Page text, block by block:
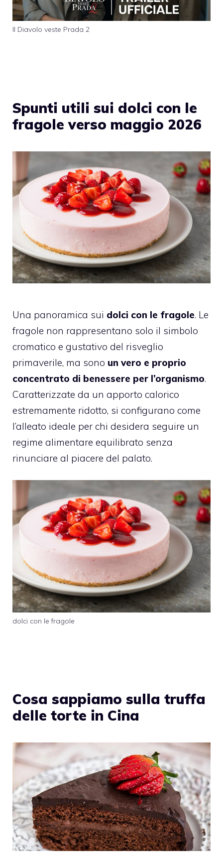
Il Diavolo veste Prada 2
Spunti utili sui dolci con le
fragole verso maggio 2026
Una panoramica sui dolci con le fragole. Le
fragole non rappresentano solo il simbolo
cromatico e gustativo del risveglio
primaverile, ma sono un vero e proprio
concentrato di benessere per l’organismo.
Caratterizzate da un apporto calorico
estremamente ridotto, si configurano come
l’alleato ideale per chi desidera seguire un
regime alimentare equilibrato senza
rinunciare al piacere del palato.
dolci con le fragole
Cosa sappiamo sulla truffa
delle torte in Cina